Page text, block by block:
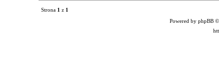
Strona 1 z 1
Powered by phpBB